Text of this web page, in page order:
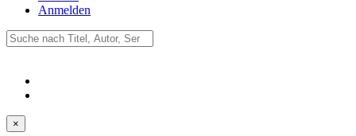
Anmelden
×